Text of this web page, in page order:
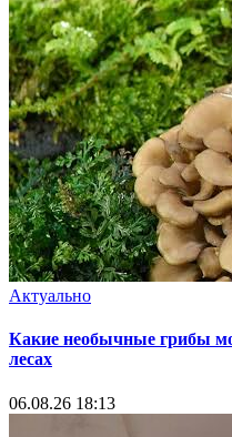
Актуально
Какие необычные грибы
лесах
06.08.26 18:13